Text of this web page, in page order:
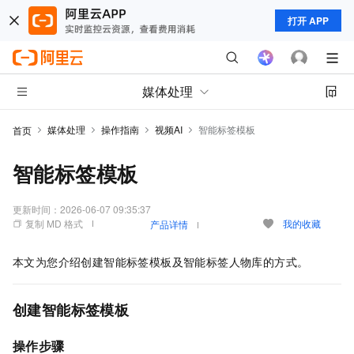
打开 APP
媒体处理
首页 媒体处理 操作指南 视频AI 智能标签模板
智能标签模板
更新时间： 2026-06-07 09:35:37
复制 MD 格式
产品详情 我的收藏
本文为您介绍创建智能标签模板及智能标签人物库的方式。
创建智能标签模板
操作步骤